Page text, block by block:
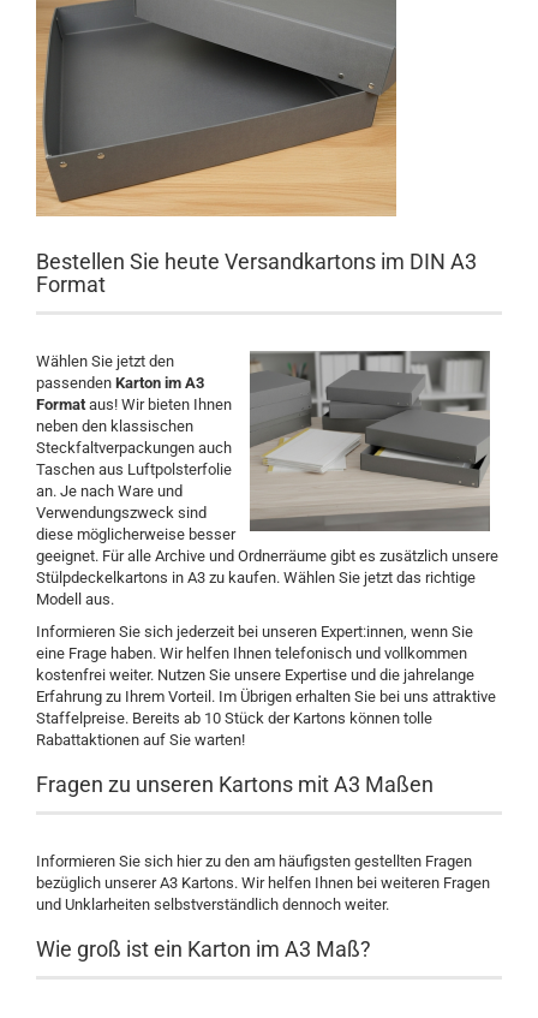
Bestellen Sie heute Versandkartons im DIN A3
Format
Wählen Sie jetzt den
passenden Karton im A3
Formataus! Wir bieten Ihnen
neben den klassischen
Steckfaltverpackungen auch
Taschen aus Luftpolsterfolie
an. Je nach Ware und
Verwendungszweck sind
diese möglicherweise besser
geeignet. Für alle Archive und Ordnerräume gibt es zusätzlich unsere
Stülpdeckelkartons in A3 zu kaufen. Wählen Sie jetzt das richtige
Modell aus.
Informieren Sie sich jederzeit bei unseren Expert:innen, wenn Sie
eine Frage haben. Wir helfen Ihnen telefonisch und vollkommen
kostenfrei weiter. Nutzen Sie unsere Expertise und die jahrelange
Erfahrung zu Ihrem Vorteil. Im Übrigen erhalten Sie bei uns attraktive
Staffelpreise. Bereits ab 10 Stück der Kartons können tolle
Rabattaktionen auf Sie warten!
Fragen zu unseren Kartons mit A3 Maßen
Informieren Sie sich hier zu den am häufigsten gestellten Fragen
bezüglich unserer A3 Kartons. Wir helfen Ihnen bei weiteren Fragen
und Unklarheiten selbstverständlich dennoch weiter.
Wie groß ist ein Karton im A3 Maß?